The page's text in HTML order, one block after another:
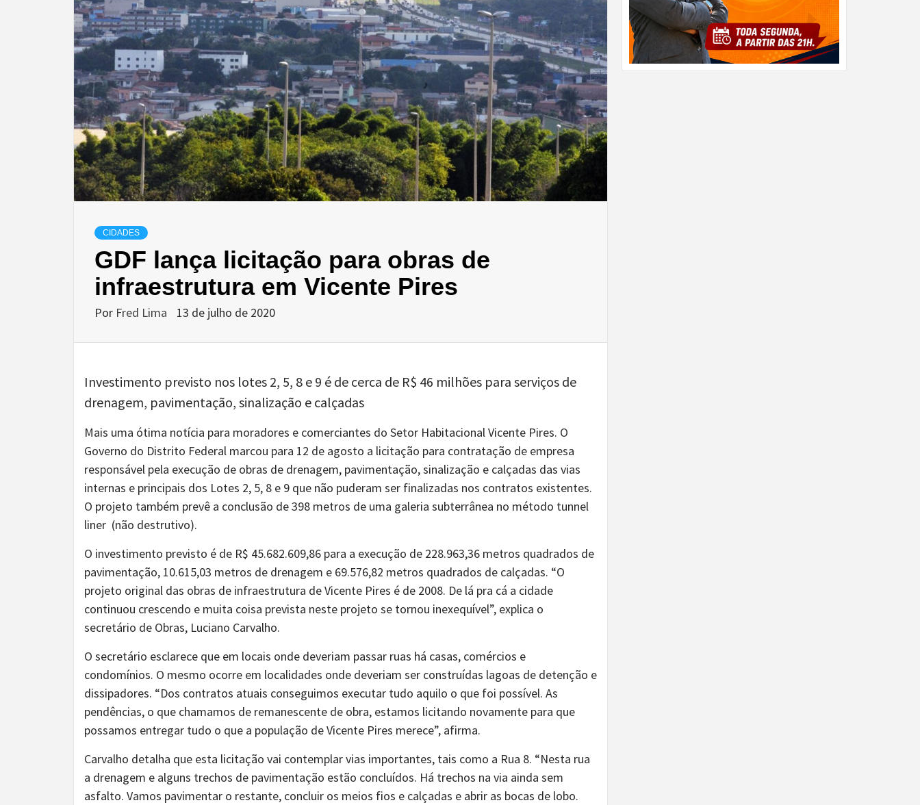
CIDADES
GDF lança licitação para obras de
infraestrutura em Vicente Pires
Por Fred Lima 13 de julho de 2020
Investimento previsto nos lotes 2, 5, 8 e 9 é de cerca de R$ 46 milhões para serviços de
drenagem, pavimentação, sinalização e calçadas
Mais uma ótima notícia para moradores e comerciantes do Setor Habitacional Vicente Pires. O
Governo do Distrito Federal marcou para 12 de agosto a licitação para contratação de empresa
responsável pela execução de obras de drenagem, pavimentação, sinalização e calçadas das vias
internas e principais dos Lotes 2, 5, 8 e 9 que não puderam ser finalizadas nos contratos existentes.
O projeto também prevê a conclusão de 398 metros de uma galeria subterrânea no método tunnel
liner (não destrutivo).
O investimento previsto é de R$ 45.682.609,86 para a execução de 228.963,36 metros quadrados de
pavimentação, 10.615,03 metros de drenagem e 69.576,82 metros quadrados de calçadas. “O
projeto original das obras de infraestrutura de Vicente Pires é de 2008. De lá pra cá a cidade
continuou crescendo e muita coisa prevista neste projeto se tornou inexequível”, explica o
secretário de Obras, Luciano Carvalho.
O secretário esclarece que em locais onde deveriam passar ruas há casas, comércios e
condomínios. O mesmo ocorre em localidades onde deveriam ser construídas lagoas de detenção e
dissipadores. “Dos contratos atuais conseguimos executar tudo aquilo o que foi possível. As
pendências, o que chamamos de remanescente de obra, estamos licitando novamente para que
possamos entregar tudo o que a população de Vicente Pires merece”, afirma.
Carvalho detalha que esta licitação vai contemplar vias importantes, tais como a Rua 8. “Nesta rua
a drenagem e alguns trechos de pavimentação estão concluídos. Há trechos na via ainda sem
asfalto. Vamos pavimentar o restante, concluir os meios fios e calçadas e abrir as bocas de lobo.